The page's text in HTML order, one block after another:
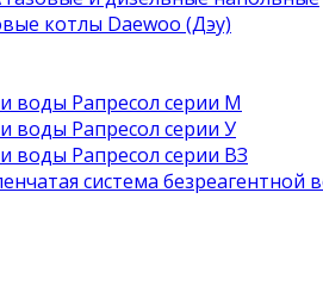
котлы Daewoo (Дэу)
воды Рапресол серии М
воды Рапресол серии У
воды Рапресол серии ВЗ
система безреагентной